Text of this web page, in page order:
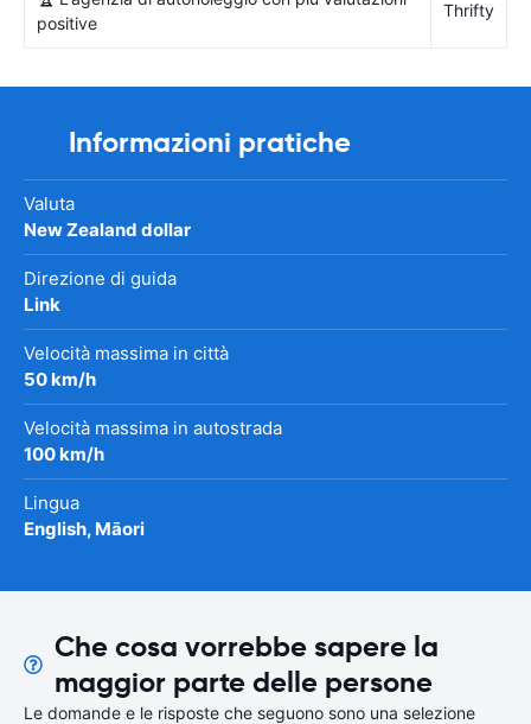
positive
Thrifty
Informazioni pratiche
Valuta
New Zealand dollar
Direzione di guida
Link
Velocità massima in città
50 km/h
Velocità massima in autostrada
100 km/h
Lingua
English, Māori
Che cosa vorrebbe sapere la
maggior parte delle persone
Le domande e le risposte che seguono sono una selezione